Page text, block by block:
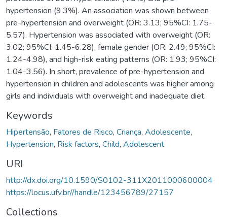
hypertension (9.3%). An association was shown between
pre-hypertension and overweight (OR: 3.13; 95%CI: 1.75-
5.57). Hypertension was associated with overweight (OR:
3.02; 95%CI: 1.45-6.28), female gender (OR: 2.49; 95%CI:
1.24-4.98), and high-risk eating patterns (OR: 1.93; 95%CI:
1.04-3.56). In short, prevalence of pre-hypertension and
hypertension in children and adolescents was higher among
girls and individuals with overweight and inadequate diet.
Keywords
Hipertensão, Fatores de Risco, Criança, Adolescente,
Hypertension, Risk factors, Child, Adolescent
URI
http://dx.doi.org/10.1590/S0102-311X2011000600004
https://locus.ufv.br//handle/123456789/27157
Collections